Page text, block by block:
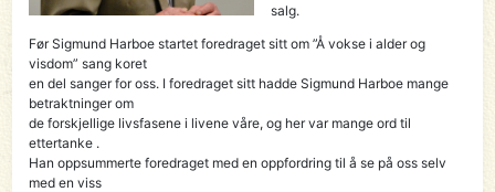
salg.
Før Sigmund Harboe startet foredraget sitt om ”Å vokse i alder og
visdom” sang koret
en del sanger for oss. I foredraget sitt hadde Sigmund Harboe mange
betraktninger om
de forskjellige livsfasene i livene våre, og her var mange ord til
ettertanke .
Han oppsummerte foredraget med en oppfordring til å se på oss selv
med en viss